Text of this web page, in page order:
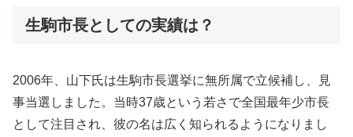
生駒市長としての実績は？
2006年、山下氏は生駒市長選挙に無所属で立候補し、見
事当選しました。当時37歳という若さで全国最年少市長
として注目され、彼の名は広く知られるようになりまし